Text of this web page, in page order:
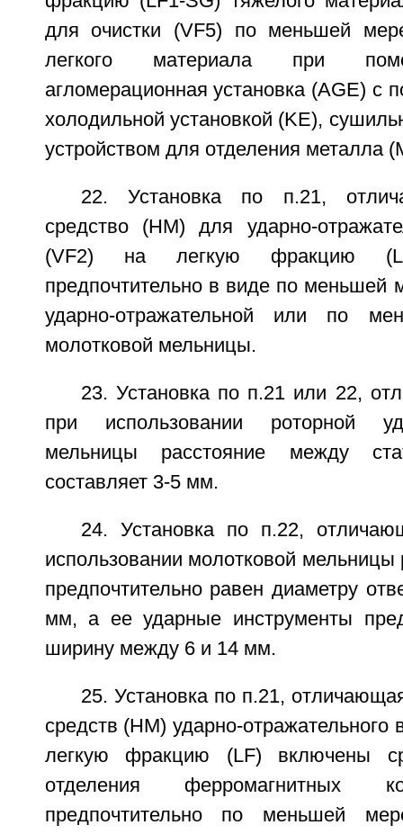
для очистки (VF5) по меньшей
легкого материала при
агломерационная установка (AGE) с
холодильной установкой (KЕ),
устройством для отделения металла
22. Установка по п.21,
средство (НМ) для ударно-
(VF2) на легкую фракцию
предпочтительно в виде по меньшей
ударно-отражательной или по
молотковой мельницы.
23. Установка по п.21 или 22,
при использовании роторной
мельницы расстояние между
составляет 3-5 мм.
24. Установка по п.22,
использовании молотковой мельницы
предпочтительно равен диаметру
мм, а ее ударные инструменты
ширину между 6 и 14 мм.
25. Установка по п.21,
средств (НМ) ударно-отражательного
легкую фракцию (LF) включены
отделения ферромагнитных
предпочтительно по меньшей